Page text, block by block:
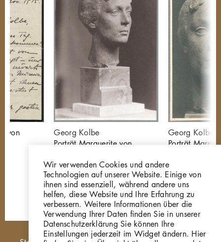
von
Georg Kolbe
Porträt Marguerite von
Bronze
GKFo-0148_001
Georg Kolbe
Porträt
Bronze
GKFo-
Wir verwenden Cookies und andere
Technologien auf unserer Website. Einige von
ihnen sind essenziell, während andere uns
helfen, diese Website und Ihre Erfahrung zu
verbessern. Weitere Informationen über die
Verwendung Ihrer Daten finden Sie in unserer
Datenschutzerklärung Sie können Ihre
Einstellungen jederzeit im Widget ändern. Hier